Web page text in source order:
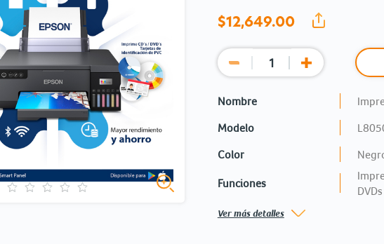
$12,649.00
Nombre
Modelo
Color
Funciones
Ver más detalles